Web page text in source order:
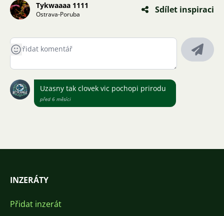
Tykwaaaa 1111
Ostrava-Poruba Sdílet inspiraci
Uzasny tak clovek vic pochopi prirodu
před 6 měsíci
INZERÁTY
Přidat inzerát